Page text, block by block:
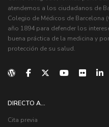
atendemos a los ciudadanos de
Colegio de Médicos de Barcelona
año 1894 para defender los
buena práctica de la medicina y
protección de su salud.
DIRECTO A...
Cita previa